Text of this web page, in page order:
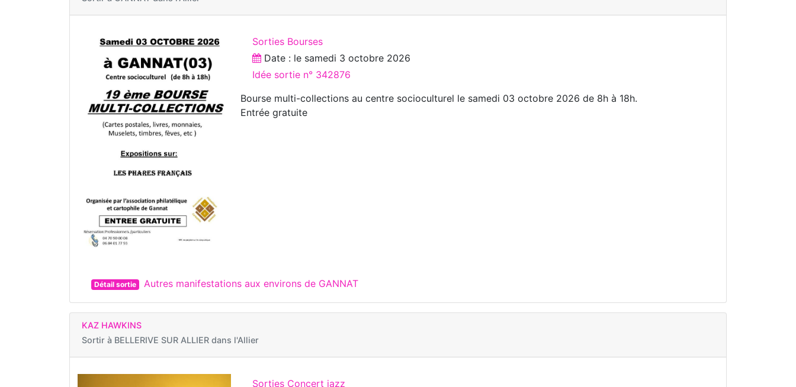
Sorties Bourses
Date : le samedi 3 octobre 2026
Idée sortie n° 342876
Bourse multi-collections au centre socioculturel le samedi 03 octobre 2026 de 8h à 18h.
Entrée gratuite
Détail sortie Autres manifestations aux environs de GANNAT
KAZ HAWKINS
Sortir à BELLERIVE SUR ALLIER dans l'Allier
Sorties Concert jazz